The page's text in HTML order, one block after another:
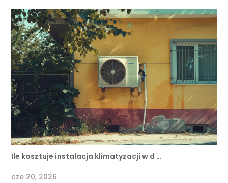
Ile kosztuje instalacja klimatyzacji w d …
cze 20, 2026